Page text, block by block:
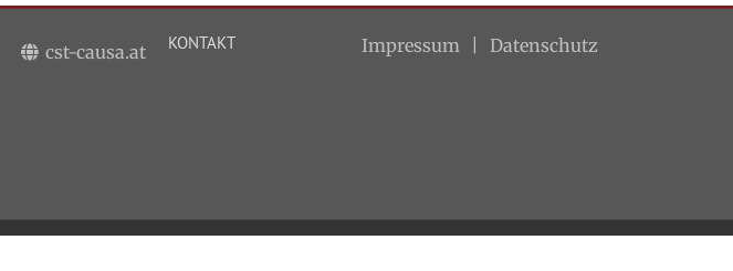
cst-causa.at Impressum Datenschutz
KONTAKT